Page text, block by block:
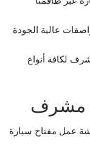
عالية الجودة
لكافة أنواع
مشرف
عمل مفتاح سيارة